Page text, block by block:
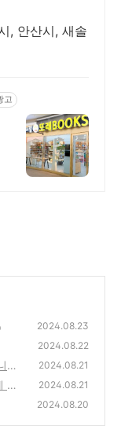
고
2024.08.23
2024.08.22
메
2024.08.21
보
2024.08.21
2024.08.20